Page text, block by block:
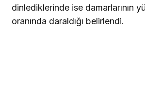
dinlediklerinde ise damarlarının
oranında daraldığı belirlendi.